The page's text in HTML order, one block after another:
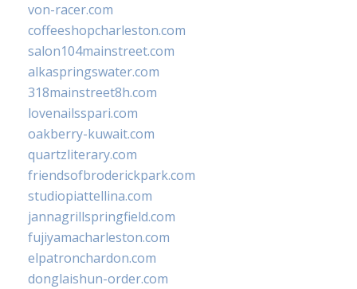
von-racer.com
coffeeshopcharleston.com
salon104mainstreet.com
alkaspringswater.com
318mainstreet8h.com
lovenailsspari.com
oakberry-kuwait.com
quartzliterary.com
friendsofbroderickpark.com
studiopiattellina.com
jannagrillspringfield.com
fujiyamacharleston.com
elpatronchardon.com
donglaishun-order.com